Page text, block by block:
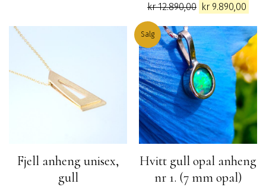
kr12.890,00 Opprinnelig
var:
kr 12.890,00.
kr 9.890,00
er:
kr
Fjell anheng unisex,
gull
Salg
Hvitt gull opal anheng
nr 1. (7 mm opal)